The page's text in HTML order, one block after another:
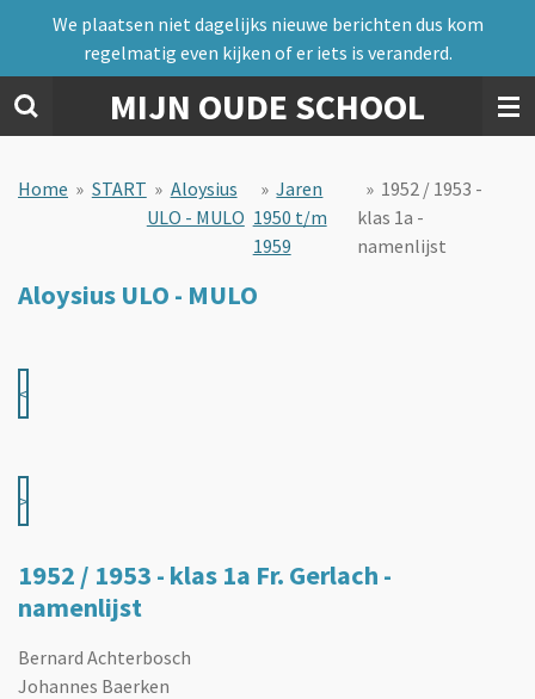
naar
de
hoofdinhoud
MIJN OUDE SCHOOL
We plaatsen niet dagelijks nieuwe berichten dus kom
regelmatig even kijken of er iets is veranderd.
Home » START » Aloysius
ULO - MULO
» Jaren
1950 t/m
1959
» 1952 / 1953 -
klas 1a -
namenlijst
Aloysius ULO - MULO
<
>
1952 / 1953 - klas 1a Fr. Gerlach -
namenlijst
Bernard Achterbosch
Johannes Baerken